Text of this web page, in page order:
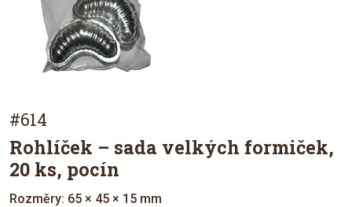
#614
Rohlíček – sada velkých formiček,
20 ks, pocín
Rozměry: 65 × 45 × 15 mm